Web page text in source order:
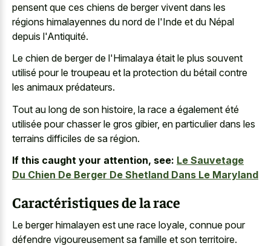
pensent que ces chiens de berger vivent dans les
régions himalayennes du nord de l'Inde et du Népal
depuis l'Antiquité.
Le chien de berger de l'Himalaya était le plus souvent
utilisé pour le troupeau et la protection du bétail contre
les animaux prédateurs.
Tout au long de son histoire, la race a également été
utilisée pour chasser le gros gibier, en particulier dans les
terrains difficiles de sa région.
If this caught your attention, see: Le Sauvetage
Du Chien De Berger De Shetland Dans Le Maryland
Caractéristiques de la race
Le berger himalayen est une race loyale, connue pour
défendre vigoureusement sa famille et son territoire.